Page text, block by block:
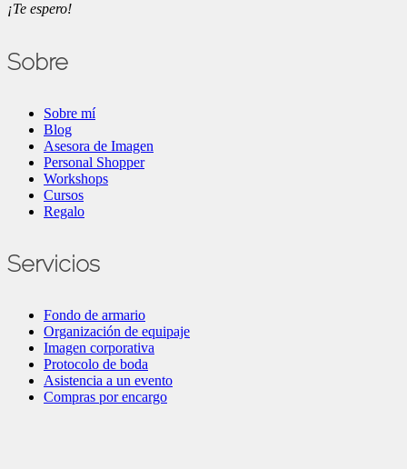
¡Te espero!
Sobre
Sobre mí
Blog
Asesora de Imagen
Personal Shopper
Workshops
Cursos
Regalo
Servicios
Fondo de armario
Organización de equipaje
Imagen corporativa
Protocolo de boda
Asistencia a un evento
Compras por encargo